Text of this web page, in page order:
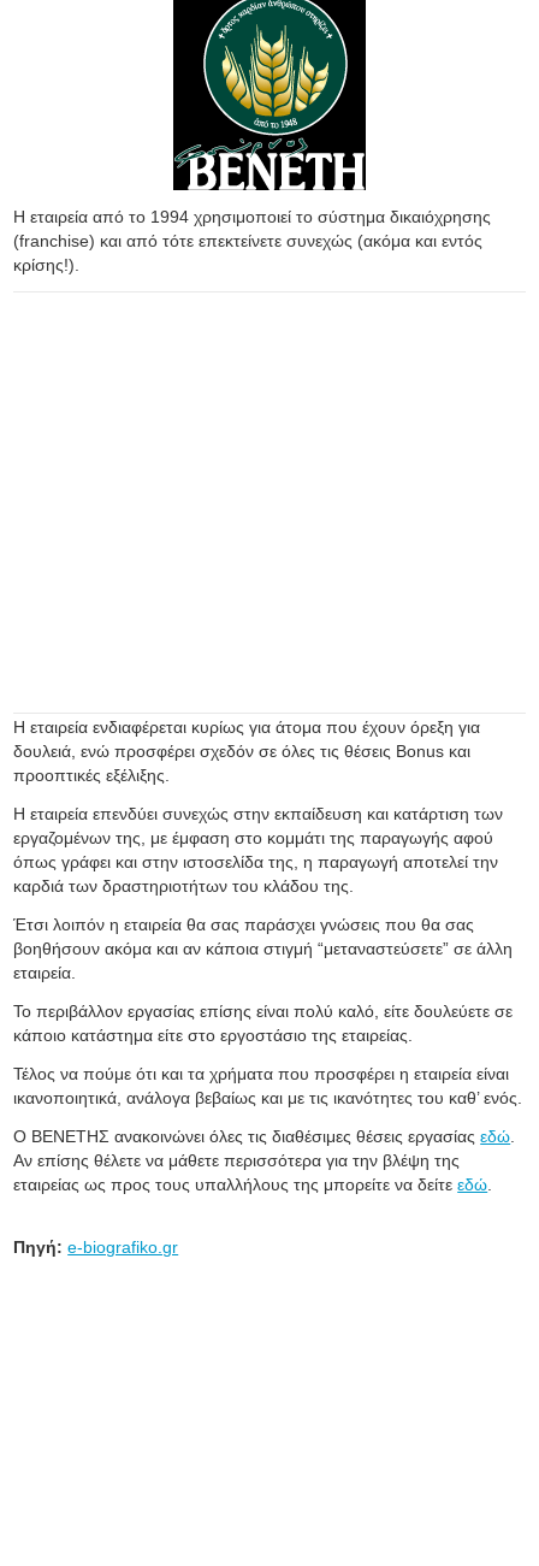
Η εταιρεία από το 1994 χρησιμοποιεί το σύστημα δικαιόχρησης
(franchise) και από τότε επεκτείνετε συνεχώς (ακόμα και εντός
κρίσης!).
Η εταιρεία ενδιαφέρεται κυρίως για άτομα που έχουν όρεξη για
δουλειά, ενώ προσφέρει σχεδόν σε όλες τις θέσεις Bonus και
προοπτικές εξέλιξης.
Η εταιρεία επενδύει συνεχώς στην εκπαίδευση και κατάρτιση των
εργαζομένων της, με έμφαση στο κομμάτι της παραγωγής αφού
όπως γράφει και στην ιστοσελίδα της, η παραγωγή αποτελεί την
καρδιά των δραστηριοτήτων του κλάδου της.
Έτσι λοιπόν η εταιρεία θα σας παράσχει γνώσεις που θα σας
βοηθήσουν ακόμα και αν κάποια στιγμή “μεταναστεύσετε” σε άλλη
εταιρεία.
Το περιβάλλον εργασίας επίσης είναι πολύ καλό, είτε δουλεύετε σε
κάποιο κατάστημα είτε στο εργοστάσιο της εταιρείας.
Τέλος να πούμε ότι και τα χρήματα που προσφέρει η εταιρεία είναι
ικανοποιητικά, ανάλογα βεβαίως και με τις ικανότητες του καθ’ ενός.
Ο ΒΕΝΕΤΗΣ ανακοινώνει όλες τις διαθέσιμες θέσεις εργασίαςεδώ
Αν επίσης θέλετε να μάθετε περισσότερα για την βλέψη της
εταιρείας ως προς τους υπαλλήλους της μπορείτε να δείτεεδώ
Πηγή:e-biografiko.gr